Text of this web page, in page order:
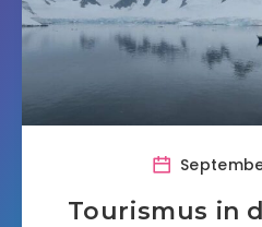
Tourismus in